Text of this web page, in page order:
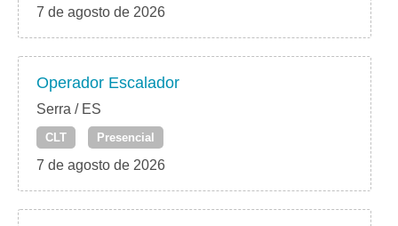
7 de agosto de 2026
Operador Escalador
Serra / ES
CLT Presencial
7 de agosto de 2026